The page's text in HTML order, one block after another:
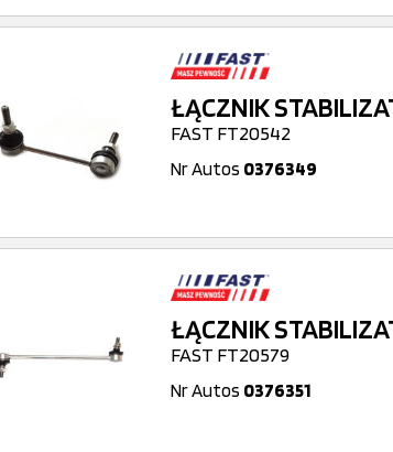
ŁĄCZNIK
FAST FT20542
Nr Autos 0376349
ŁĄCZNIK
FAST FT20579
Nr Autos 0376351